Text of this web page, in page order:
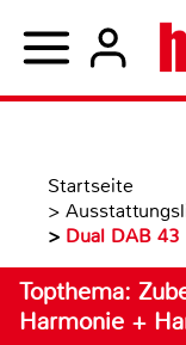
Startseite
>
> Dual DAB 43
Topthema:
Harmonie +